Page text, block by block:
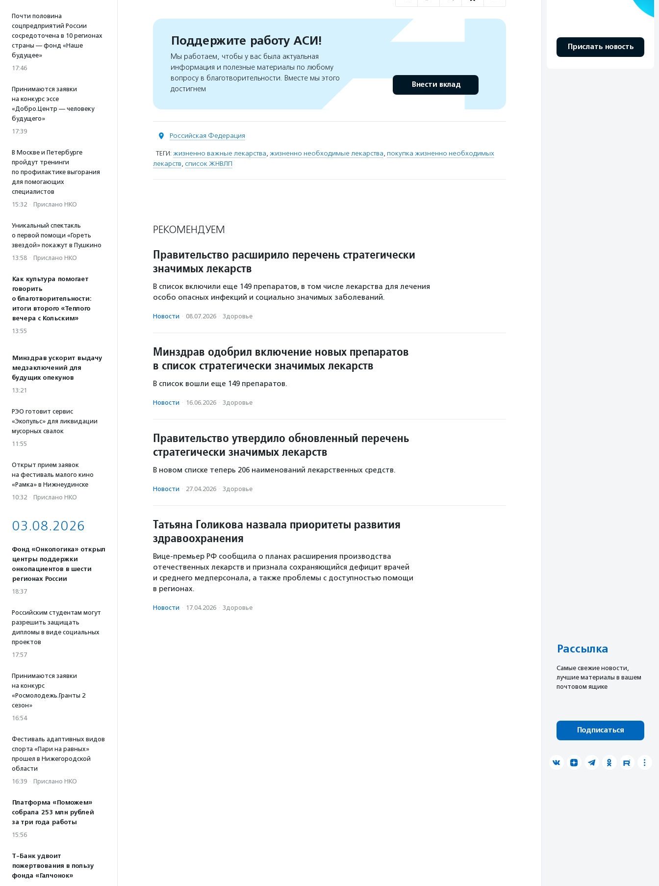
Почти половина
соцпредприятий России
сосредоточена в 10 регионах
страны — фонд «Наше
будущее»
17:46
Принимаются заявки
на конкурс эссе
«Добро.Центр — человеку
будущего»
17:39
В Москве и Петербурге
пройдут тренинги
по профилактике выгорания
для помогающих
специалистов
15:32 · Прислано НКО
Уникальный спектакль
о первой помощи «Гореть
звездой» покажут в Пушкино
13:58 · Прислано НКО
Как культура помогает
говорить
о благотворительности:
итоги второго «Теплого
вечера с Кольским»
13:55
Минздрав ускорит выдачу
медзаключений для
будущих опекунов
13:21
РЭО готовит сервис
«Экопульс» для ликвидации
мусорных свалок
11:55
Открыт прием заявок
на фестиваль малого кино
«Рамка» в Нижнеудинске
10:32 · Прислано НКО
03.08.2026
Фонд «Онкологика» открыл
центры поддержки
онкопациентов в шести
регионах России
18:37
Российским студентам могут
разрешить защищать
дипломы в виде социальных
проектов
17:57
Принимаются заявки
на конкурс
«Росмолодежь.Гранты 2
сезон»
16:54
Фестиваль адаптивных видов
спорта «Пари на равных»
прошел в Нижегородской
области
16:39 · Прислано НКО
Платформа «Поможем»
собрала 253 млн рублей
за три года работы
15:56
Т-Банк удвоит
пожертвования в пользу
фонда «Галчонок»
Поддержите работу АСИ!
Мы работаем, чтобы у вас была актуальная
информация и полезные материалы по любому
вопросу в благотворительности. Вместе мы этого
достигнем
Внести вклад
Российская Федерация
ТЕГИ: жизненно важные лекарства, жизненно необходимые лекарства, покупка жизненно необходимых
лекарств, список ЖНВЛП
РЕКОМЕНДУЕМ
Правительство расширило перечень стратегически
значимых лекарств
В список включили еще 149 препаратов, в том числе лекарства для лечения
особо опасных инфекций и социально значимых заболеваний.
Новости · 08.07.2026 · Здоровье
Минздрав одобрил включение новых препаратов
в список стратегически значимых лекарств
В список вошли еще 149 препаратов.
Новости · 16.06.2026 · Здоровье
Правительство утвердило обновленный перечень
стратегически значимых лекарств
В новом списке теперь 206 наименований лекарственных средств.
Новости · 27.04.2026 · Здоровье
Татьяна Голикова назвала приоритеты развития
здравоохранения
Вице-премьер РФ сообщила о планах расширения производства
отечественных лекарств и признала сохраняющийся дефицит врачей
и среднего медперсонала, а также проблемы с доступностью помощи
в регионах.
Новости · 17.04.2026 · Здоровье
Прислать новость
Рассылка
Cамые свежие новости,
лучшие материалы в вашем
почтовом ящике
Подписаться